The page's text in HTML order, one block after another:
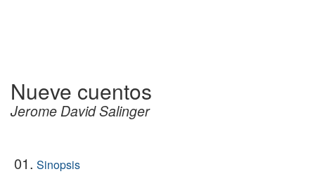
Nueve cuentos
Jerome David Salinger
01. Sinopsis